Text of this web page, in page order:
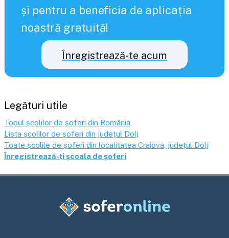
și pentru a beneficia de aplicația
noastră gratuită!
Înregistrează-te acum
Legături utile
Topul școlilor de șoferi din România
Lista școlilor de șoferi din județul Dolj
Toate școlile de șoferi din localitatea Craiova , județul Dolj
Înregistrează-ți școala de șoferi